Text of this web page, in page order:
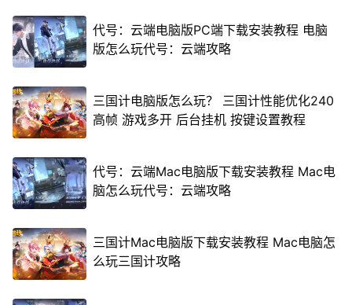
代号：云端电脑版PC端下载安装教程 电脑
版怎么玩代号：云端攻略
三国计电脑版怎么玩？ 三国计性能优化240
高帧 游戏多开 后台挂机 按键设置教程
代号：云端Mac电脑版下载安装教程 Mac电
脑怎么玩代号：云端攻略
三国计Mac电脑版下载安装教程 Mac电脑怎
么玩三国计攻略